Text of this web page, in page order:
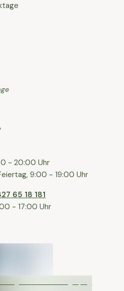
- 20:00 Uhr
9:00 - 19:00 Uhr
65 18 181
- 17:00 Uhr